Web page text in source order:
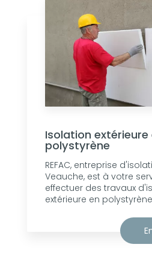
Isolation extérieure
polystyrène
REFAC, entreprise
Veauche, est à votre
effectuer des travaux
extérieure en